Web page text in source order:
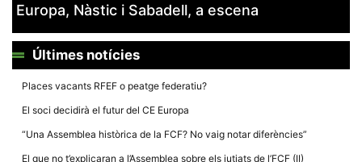
Europa, Nàstic i Sabadell, a escena
Últimes notícies
Places vacants RFEF o peatge federatiu?
El soci decidirà el futur del CE Europa
“Una Assemblea històrica de la FCF? No vaig notar diferències”
El que no t’explicaran a l’Assemblea sobre els jutjats de l’FCF (II)
Aquestes
tècnic de la